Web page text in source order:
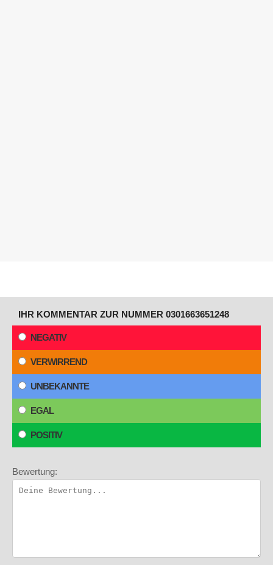
IHR KOMMENTAR ZUR NUMMER 0301663651248
NEGATIV
VERWIRREND
UNBEKANNTE
EGAL
POSITIV
Bewertung: